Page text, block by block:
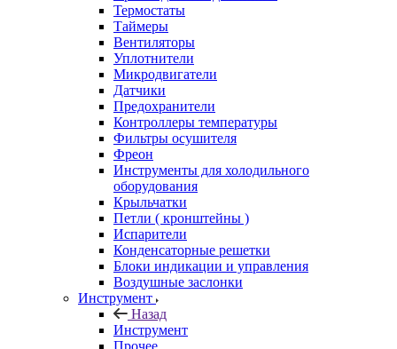
Термостаты
Таймеры
Вентиляторы
Уплотнители
Микродвигатели
Датчики
Предохранители
Контроллеры температуры
Фильтры осушителя
Фреон
Инструменты для холодильного
оборудования
Крыльчатки
Петли ( кронштейны )
Испарители
Конденсаторные решетки
Блоки индикации и управления
Воздушные заслонки
Инструмент
Назад
Инструмент
Прочее